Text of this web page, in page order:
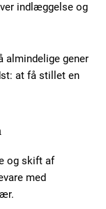
indlæggelse og
almindelige gener
at få stillet en
og skift af
med